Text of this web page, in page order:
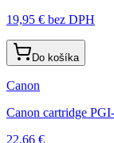
19,95 € bez DPH
Do košíka
Canon
Canon cartridge
22,66 €